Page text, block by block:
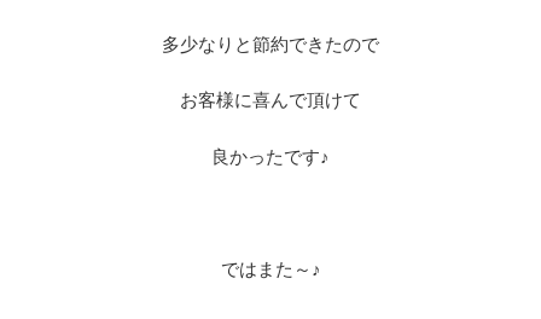
多少なりと節約できたので
お客様に喜んで頂けて
良かったです♪
ではまた～♪